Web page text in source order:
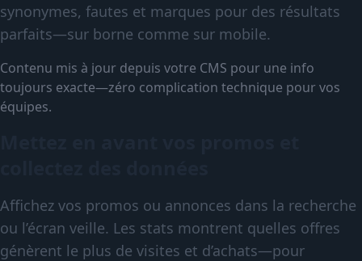
synonymes, fautes et marques pour des résultats
parfaits—sur borne comme sur mobile.
Contenu mis à jour depuis votre CMS pour une info
toujours exacte—zéro complication technique pour vos
équipes.
Affichez vos promos ou annonces dans la recherche
ou l’écran veille. Les stats montrent quelles offres
génèrent le plus de visites et d’achats—pour